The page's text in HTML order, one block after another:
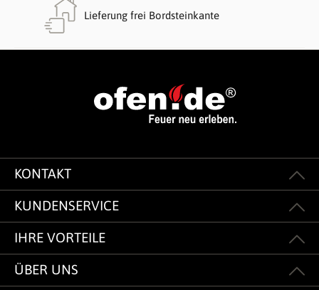
Lieferung frei Bordsteinkante
KONTAKT
KUNDENSERVICE
IHRE VORTEILE
ÜBER UNS